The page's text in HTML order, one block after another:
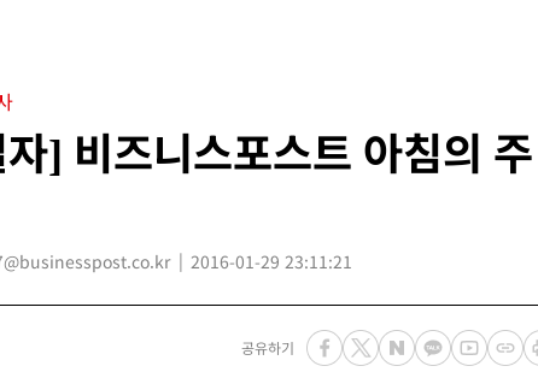
] 비즈니스포스트 아침의 주
2016-01-29 23:11:21
공유하기